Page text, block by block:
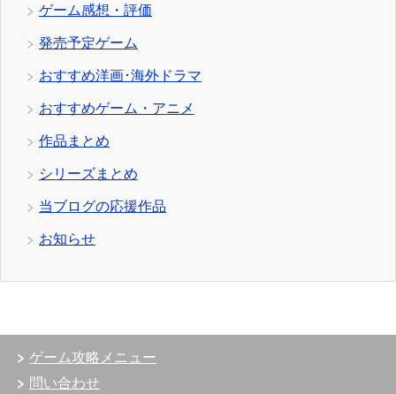
ゲーム感想・評価
発売予定ゲーム
おすすめ洋画･海外ドラマ
おすすめゲーム・アニメ
作品まとめ
シリーズまとめ
当ブログの応援作品
お知らせ
ゲーム攻略メニュー
問い合わせ